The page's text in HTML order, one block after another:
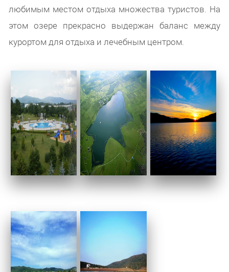
любимым местом отдыха множества туристов. На
этом озере прекрасно выдержан баланс между
курортом для отдыха и лечебным центром.